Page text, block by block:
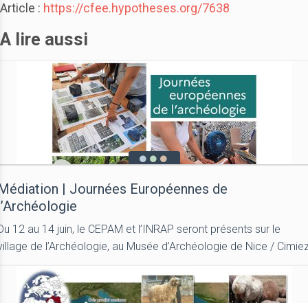
Article : https://cfee.hypotheses.org/7638
A lire aussi
| Journées Européennes de
12 au 14 juin, le CEPAM et l’INRAP seront présents sur le
de l’Archéologie, au Musée d’Archéologie de Nice /